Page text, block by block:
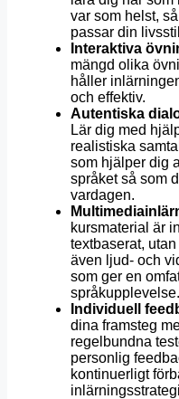
var som helst,
passar din
Interaktiva
mängd olika
håller
och effektiv.
Autentiska
Lär dig med
realistiska
som hjälper dig
språket så som
vardagen.
kursmaterial är
textbaserat,
även ljud- och
som ger en
språkupplevelse.
Individuell
dina framsteg
regelbundna
personlig
kontinuerligt